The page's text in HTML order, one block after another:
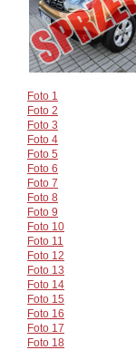
Foto 1
Foto 2
Foto 3
Foto 4
Foto 5
Foto 6
Foto 7
Foto 8
Foto 9
Foto 10
Foto 11
Foto 12
Foto 13
Foto 14
Foto 15
Foto 16
Foto 17
Foto 18